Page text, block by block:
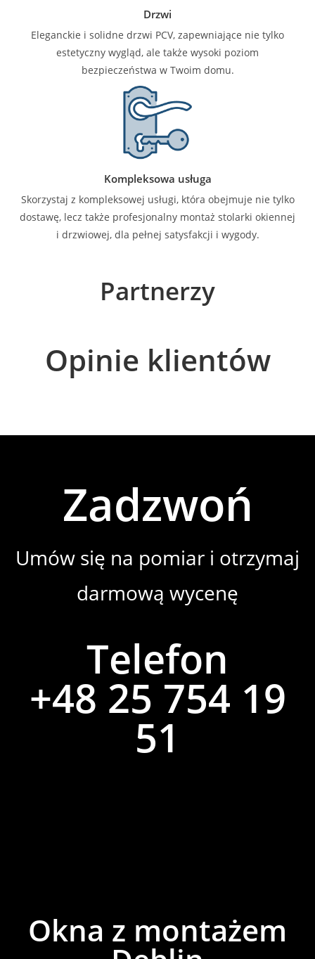
Drzwi
Eleganckie i solidne drzwi PCV, zapewniające nie tylko
estetyczny wygląd, ale także wysoki poziom
bezpieczeństwa w Twoim domu.
Kompleksowa usługa
Skorzystaj z kompleksowej usługi, która obejmuje nie tylko
dostawę, lecz także profesjonalny montaż stolarki okiennej
i drzwiowej, dla pełnej satysfakcji i wygody.
Partnerzy
Opinie klientów
Zadzwoń
Umów się na pomiar i otrzymaj
darmową wycenę
Telefon
+48 25 754 19
51
Okna z montażem